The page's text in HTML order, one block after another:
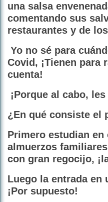
una salsa
comentando sus
restaurantes y de
Yo no sé para
Covid, ¡Tienen
cuenta!
¡Porque al cabo,
¿En qué consiste el
Primero estudian
almuerzos
con gran regocijo,
Luego la entrada
¡Por supuesto!